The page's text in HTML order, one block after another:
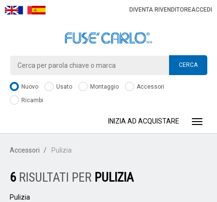
DIVENTA RIVENDITOREACCEDI
CERCA
Nuovo Usato Montaggio
Accessori
Ricambi
INIZIA AD ACQUISTARE
Accessori Pulizia
6 RISULTATI PER PULIZIA
Pulizia